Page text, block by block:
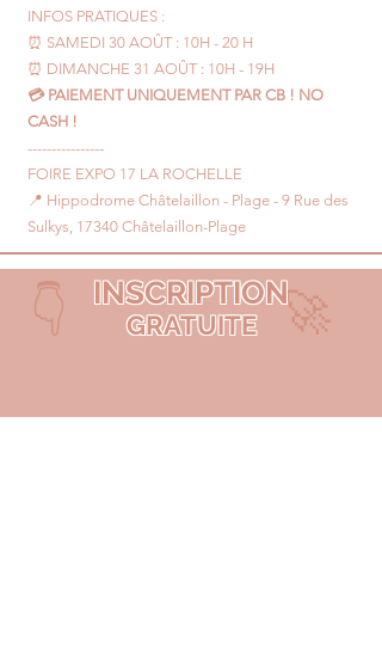
INFOS PRATIQUES :
⏰ SAMEDI 30 AOÛT : 10H - 20 H
⏰ DIMANCHE 31 AOÛT : 10H - 19H
💳 PAIEMENT UNIQUEMENT PAR CB ! NO
CASH !
----------------
FOIRE EXPO 17 LA ROCHELLE
📍 Hippodrome Châtelaillon - Plage - 9 Rue des
Sulkys, 17340 Châtelaillon-Plage
👇 ​ 🚀
INSCRIPTION
GRATUITE